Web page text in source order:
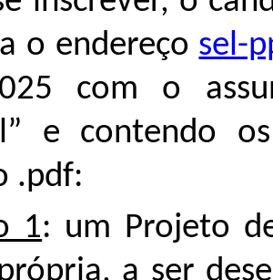
o endereço sel-
com o
e contendo
.pdf:
1: um Projeto
a ser